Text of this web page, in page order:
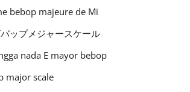
bebop majeure de Mi
ップメジャースケール
nada E mayor bebop
major scale